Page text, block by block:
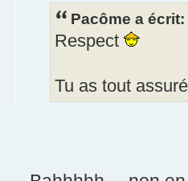
Pacôme a écrit:
Respect
Tu as tout